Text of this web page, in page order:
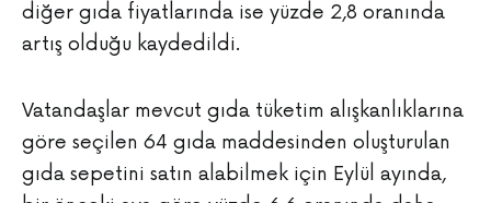
diğer gıda fiyatlarında ise yüzde 2,8 oranında
artış olduğu kaydedildi.
Vatandaşlar mevcut gıda tüketim alışkanlıklarına
göre seçilen 64 gıda maddesinden oluşturulan
gıda sepetini satın alabilmek için Eylül ayında,